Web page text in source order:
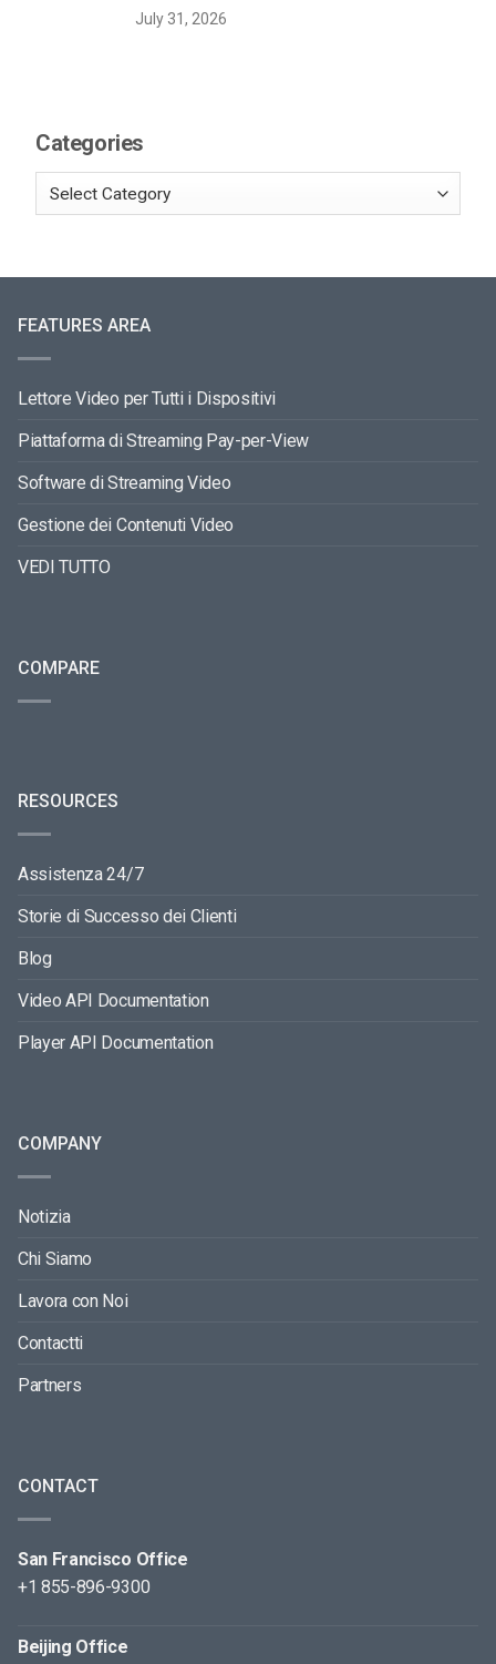
July 31, 2026
Categories
FEATURES AREA
Lettore Video per Tutti i Dispositivi
Piattaforma di Streaming Pay-per-View
Software di Streaming Video
Gestione dei Contenuti Video
VEDI TUTTO
COMPARE
RESOURCES
Assistenza 24/7
Storie di Successo dei Clienti
Blog
Video API Documentation
Player API Documentation
COMPANY
Notizia
Chi Siamo
Lavora con Noi
Contactti
Partners
CONTACT
San Francisco Office
+1 855-896-9300
Beijing Office